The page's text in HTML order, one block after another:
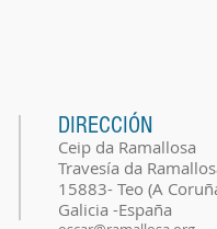
DIRECCIÓN
Ceip da Ramallosa
Travesía da
15883- Teo (A
Galicia -España